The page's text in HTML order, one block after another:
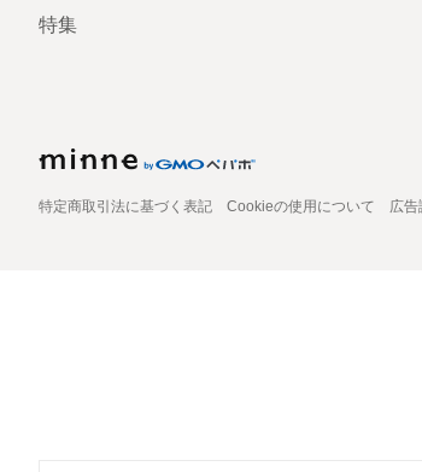
特集
特定商取引法に基づく表記 Cookieの使用について 広告